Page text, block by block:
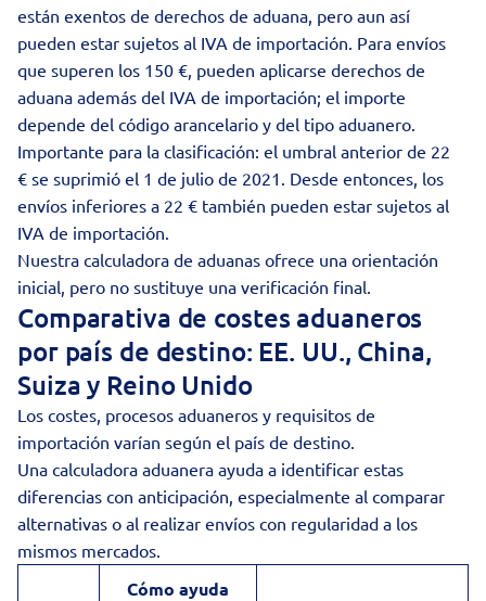
están exentos de derechos de aduana, pero aun así
pueden estar sujetos al IVA de importación. Para envíos
que superen los 150 €, pueden aplicarse derechos de
aduana además del IVA de importación; el importe
depende del código arancelario y del tipo aduanero.
Importante para la clasificación: el umbral anterior de 22
€ se suprimió el 1 de julio de 2021. Desde entonces, los
envíos inferiores a 22 € también pueden estar sujetos al
IVA de importación.
Nuestra calculadora de aduanas ofrece una orientación
inicial, pero no sustituye una verificación final.
Comparativa de costes aduaneros
por país de destino: EE. UU., China,
Suiza y Reino Unido
Los costes, procesos aduaneros y requisitos de
importación varían según el país de destino.
Una calculadora aduanera ayuda a identificar estas
diferencias con anticipación, especialmente al comparar
alternativas o al realizar envíos con regularidad a los
mismos mercados.
Cómo ayuda